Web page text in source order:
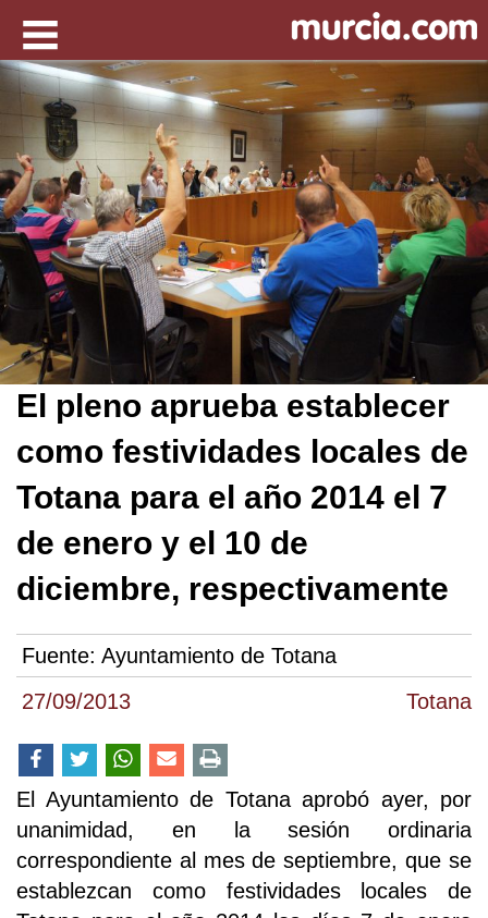
27/09/2013 Totana
El pleno aprueba establecer
como festividades locales de
Totana para el año 2014 el 7
de enero y el 10 de
diciembre, respectivamente
Fuente: Ayuntamiento de Totana
El Ayuntamiento de Totana aprobó ayer, por
unanimidad, en la sesión ordinaria
correspondiente al mes de septiembre, que se
establezcan como festividades locales de